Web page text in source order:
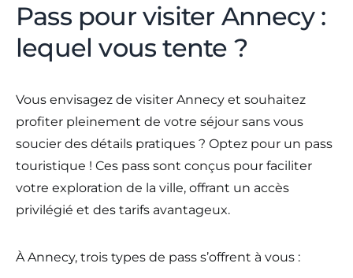
Pass pour visiter Annecy :
lequel vous tente ?
Vous envisagez de visiter Annecy et souhaitez
profiter pleinement de votre séjour sans vous
soucier des détails pratiques ? Optez pour un pass
touristique ! Ces pass sont conçus pour faciliter
votre exploration de la ville, offrant un accès
privilégié et des tarifs avantageux.
À Annecy, trois types de pass s’offrent à vous :